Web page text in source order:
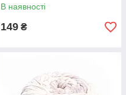
В наявності
149 ₴